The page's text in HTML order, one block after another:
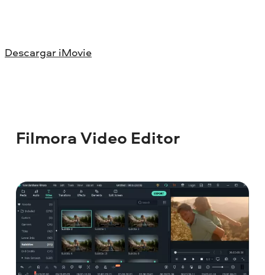
Descargar iMovie
Filmora Video Editor